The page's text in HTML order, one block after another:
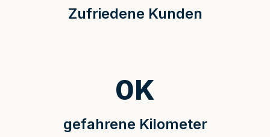
Zufriedene Kunden
gefahrene Kilometer
0K